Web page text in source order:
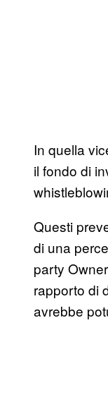
In quella
il fondo di
Questi
di una
party
rapporto di
avrebbe